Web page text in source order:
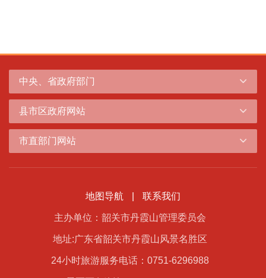
中央、省政府部门
县市区政府网站
市直部门网站
地图导航 联系我们
主办单位：韶关市丹霞山管理委员会
地址:广东省韶关市丹霞山风景名胜区
24小时旅游服务电话：0751-6296988